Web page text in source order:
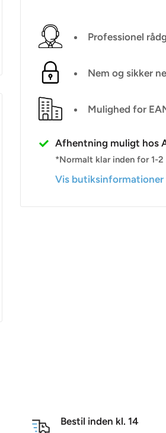
Professionel
Nem og sikker
Mulighed for
Afhentning muligt hos
*Normalt klar inden for 1-
Vis butiksinformationer
Bestil inden kl. 14